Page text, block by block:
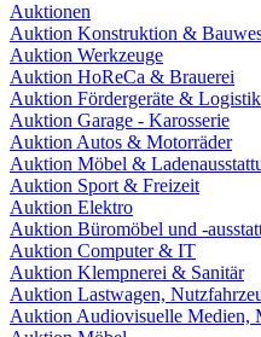
Auktionen
Auktion Konstruktion &
Auktion Werkzeuge
Auktion HoReCa & Brauerei
Auktion Fördergeräte & Logistik
Auktion Garage - Karosserie
Auktion Autos & Motorräder
Auktion Möbel &
Auktion Sport & Freizeit
Auktion Elektro
Auktion Büromöbel und -
Auktion Computer & IT
Auktion Klempnerei & Sanitär
Auktion Lastwagen,
Auktion Audiovisuelle Medien,